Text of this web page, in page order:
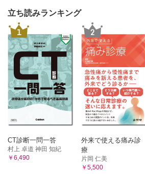
立ち読みランキング
1
CT診断一問一答
村上 卓道 神田 知紀
￥6,490
2
外来で使える痛み診
療
片岡 仁美
￥5,500